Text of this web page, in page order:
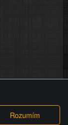
provozovatele
nebo video na
videa nebo